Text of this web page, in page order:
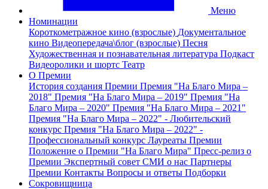
Меню
Номинации
Короткометражное кино (взрослые) Документальное
кино Видеопередача\блог (взрослые) Песня
Художественная и познавательная литература Подкаст
Видеоролики и шортс Театр
О Премии
История создания Премии Премия "На Благо Мира –
2018" Премия "На Благо Мира – 2019" Премия "На
Благо Мира – 2020" Премия "На Благо Мира – 2021"
Премия "На Благо Мира – 2022" - Любительский
конкурс Премия "На Благо Мира – 2022" -
Профессиональный конкурс Лауреаты Премии
Положение о Премии "На Благо Мира" Пресс-релиз о
Премии Экспертный совет СМИ о нас Партнеры
Премии Контакты Вопросы и ответы Подборки
Сокровищница